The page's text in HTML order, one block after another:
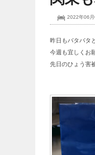
2022年06月
昨日もバタバタ
今週も宜しくお
先日のひょう害